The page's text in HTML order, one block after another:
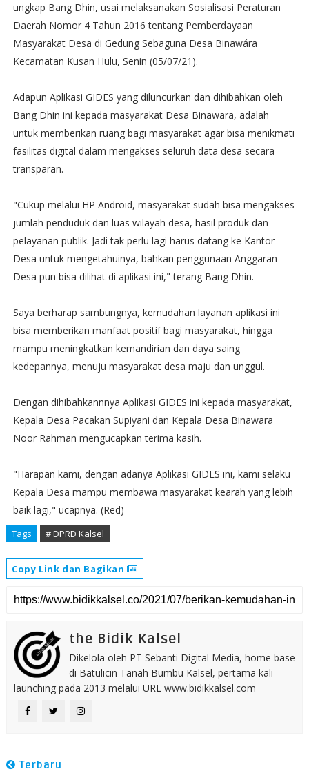
ungkap Bang Dhin, usai melaksanakan Sosialisasi Peraturan
Daerah Nomor 4 Tahun 2016 tentang Pemberdayaan
Masyarakat Desa di Gedung Sebaguna Desa Binawára
Kecamatan Kusan Hulu, Senin (05/07/21).
Adapun Aplikasi GIDES yang diluncurkan dan dihibahkan oleh
Bang Dhin ini kepada masyarakat Desa Binawara, adalah
untuk memberikan ruang bagi masyarakat agar bisa menikmati
fasilitas digital dalam mengakses seluruh data desa secara
transparan.
"Cukup melalui HP Android, masyarakat sudah bisa mengakses
jumlah penduduk dan luas wilayah desa, hasil produk dan
pelayanan publik. Jadi tak perlu lagi harus datang ke Kantor
Desa untuk mengetahuinya, bahkan penggunaan Anggaran
Desa pun bisa dilihat di aplikasi ini," terang Bang Dhin.
Saya berharap sambungnya, kemudahan layanan aplikasi ini
bisa memberikan manfaat positif bagi masyarakat, hingga
mampu meningkatkan kemandirian dan daya saing
kedepannya, menuju masyarakat desa maju dan unggul.
Dengan dihibahkannnya Aplikasi GIDES ini kepada masyarakat,
Kepala Desa Pacakan Supiyani dan Kepala Desa Binawara
Noor Rahman mengucapkan terima kasih.
"Harapan kami, dengan adanya Aplikasi GIDES ini, kami selaku
Kepala Desa mampu membawa masyarakat kearah yang lebih
baik lagi," ucapnya. (Red)
Tags # DPRD Kalsel
Copy Link dan Bagikan
the Bidik Kalsel
Dikelola oleh PT Sebanti Digital Media, home base
di Batulicin Tanah Bumbu Kalsel, pertama kali
launching pada 2013 melalui URL www.bidikkalsel.com
Terbaru